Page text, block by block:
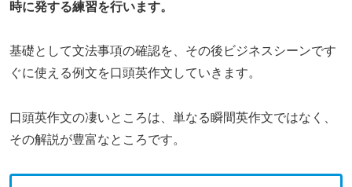
時に発する練習を行います。
基礎として文法事項の確認を、その後ビジネスシーンです
ぐに使える例文を口頭英作文していきます。
口頭英作文の凄いところは、単なる瞬間英作文ではなく、
その解説が豊富なところです。